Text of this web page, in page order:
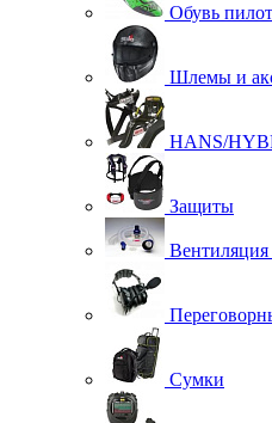
Обувь
Шлемы и
HANS/
Защиты
Сумки